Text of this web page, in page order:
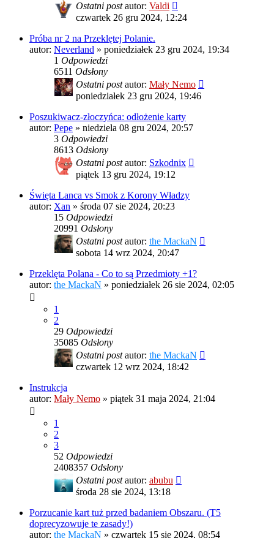
Ostatni postautor: Valdi
czwartek 26 gru 2024, 12:24
Próba nr 2 na Przeklętej Polanie.
autor: Neverland » poniedziałek 23 gru 2024, 19:34
1 Odpowiedzi
6511 Odsłony
Ostatni postautor: Mały Nemo
poniedziałek 23 gru 2024, 19:46
Poszukiwacz-złoczyńca: odłożenie karty
autor: Pepe » niedziela 08 gru 2024, 20:57
3 Odpowiedzi
8613 Odsłony
Ostatni postautor: Szkodnix
piątek 13 gru 2024, 19:12
Święta Lanca vs Smok z Korony Władzy
autor: Xan » środa 07 sie 2024, 20:23
15 Odpowiedzi
20991 Odsłony
Ostatni postautor: the MackaN
sobota 14 wrz 2024, 20:47
Przeklęta Polana - Co to są Przedmioty +1?
autor: the MackaN » poniedziałek 26 sie 2024, 02:05
1
2
29 Odpowiedzi
35085 Odsłony
Ostatni postautor: the MackaN
czwartek 12 wrz 2024, 18:42
Instrukcja
autor: Mały Nemo » piątek 31 maja 2024, 21:04
1
2
3
52 Odpowiedzi
2408357 Odsłony
Ostatni postautor: abubu
środa 28 sie 2024, 13:18
Porzucanie kart tuż przed badaniem Obszaru. (T5
doprecyzowuje te zasady!)
autor: the MackaN » czwartek 15 sie 2024, 08:54